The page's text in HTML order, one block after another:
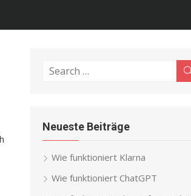
Search
Neueste Beiträge
Wie funktioniert Klarna
Wie funktioniert ChatGPT